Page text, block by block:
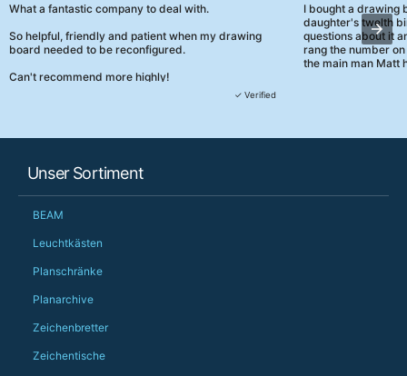
What a fantastic company to deal with.
So helpful, friendly and patient when my drawing
board needed to be reconfigured.
Can't recommend more highly!
✓ Verified
I bought a drawing
daughter's twelth
questions about it
rang the number
the main man Matt
Unser Sortiment
BEAM
Leuchtkästen
Planschränke
Planarchive
Zeichenbretter
Zeichentische